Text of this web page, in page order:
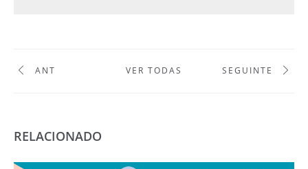
ANT VER TODAS SEGUINTE
RELACIONADO